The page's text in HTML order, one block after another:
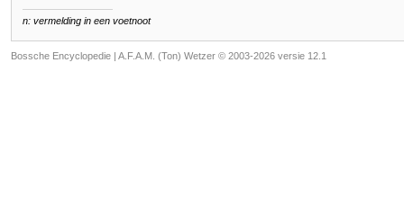
n: vermelding in een voetnoot
Bossche Encyclopedie | A.F.A.M. (Ton) Wetzer © 2003-2026 versie 12.1